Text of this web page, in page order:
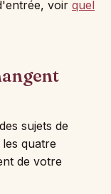
voir quel
sujets de
quatre
de votre